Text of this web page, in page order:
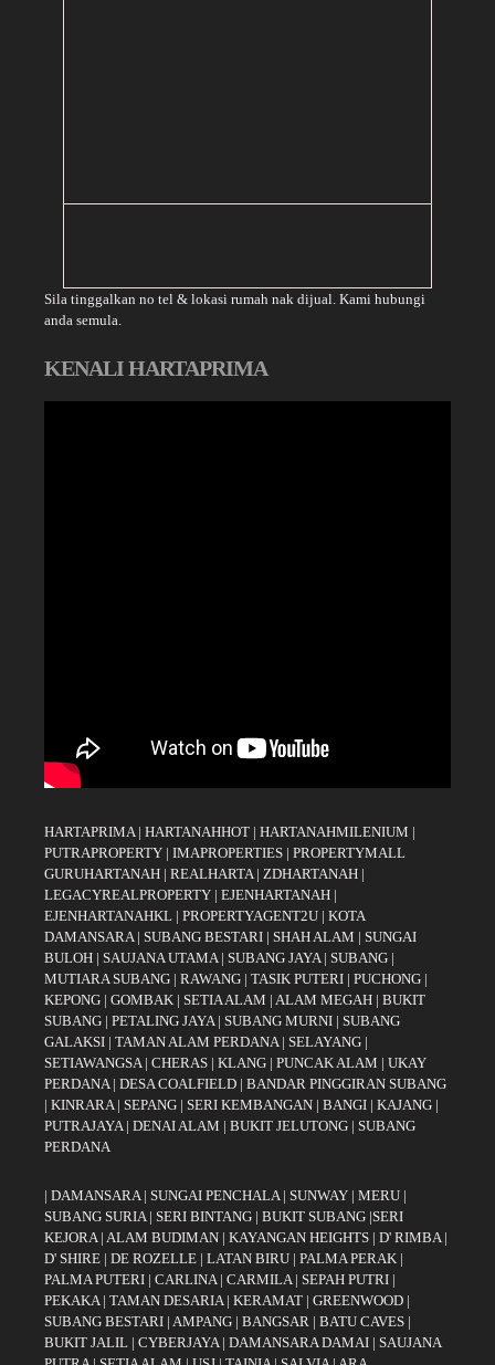
Sila tinggalkan no tel & lokasi rumah nak dijual. Kami hubungi
anda semula.
KENALI HARTAPRIMA
HARTAPRIMA| HARTANAHHOT | HARTANAHMILENIUM |
PUTRAPROPERTY | IMAPROPERTIES | PROPERTYMALL
GURUHARTANAH | REALHARTA| ZDHARTANAH |
LEGACYREALPROPERTY | EJENHARTANAH |
EJENHARTANAHKL | PROPERTYAGENT2U | KOTA
DAMANSARA| SUBANG BESTARI | SHAH ALAM | SUNGAI
BULOH | SAUJANA UTAMA| SUBANG JAYA | SUBANG |
MUTIARA SUBANG | RAWANG | TASIK PUTERI | PUCHONG |
KEPONG | GOMBAK | SETIA ALAM | ALAM MEGAH | BUKIT
SUBANG | PETALING JAYA| SUBANG MURNI | SUBANG
GALAKSI | TAMAN ALAM PERDANA| SELAYANG |
SETIAWANGSA| CHERAS | KLANG | PUNCAK ALAM | UKAY
PERDANA| DESA COALFIELD | BANDAR PINGGIRAN SUBANG
| KINRARA| SEPANG | SERI KEMBANGAN | BANGI | KAJANG |
PUTRAJAYA| DENAI ALAM | BUKIT JELUTONG | SUBANG
PERDANA
| DAMANSARA| SUNGAI PENCHALA| SUNWAY | MERU |
SUBANG SURIA| SERI BINTANG | BUKIT SUBANG |SERI
KEJORA| ALAM BUDIMAN | KAYANGAN HEIGHTS | D' RIMBA|
D' SHIRE | DE ROZELLE | LATAN BIRU | PALMA PERAK |
PALMA PUTERI | CARLINA| CARMILA| SEPAH PUTRI |
PEKAKA| TAMAN DESARIA| KERAMAT | GREENWOOD |
SUBANG BESTARI | AMPANG | BANGSAR | BATU CAVES |
BUKIT JALIL | CYBERJAYA| DAMANSARA DAMAI | SAUJANA